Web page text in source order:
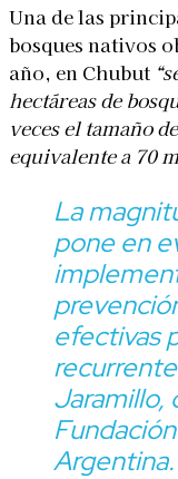
Una de las
bosques nativos
año, en Chubut
hectáreas de
veces el tamaño
equivalente a 70
La
pone en
efectivas
Jaramillo,
Argentina.